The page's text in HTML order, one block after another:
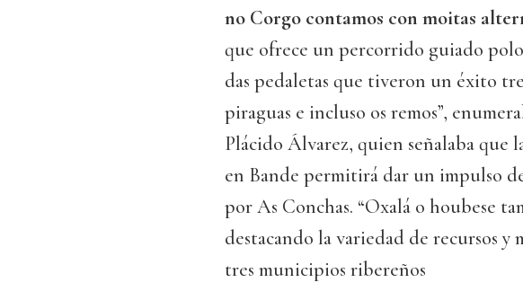
no Corgo contamos con moitas
que ofrece un percorrido guiado
das pedaletas que tiveron un éxito
piraguas e incluso os remos”,
Plácido Álvarez, quien señalaba que
en Bande permitirá dar un impulso
por As Conchas. “Oxalá o houbese
destacando la variedad de recursos y
tres municipios ribereños